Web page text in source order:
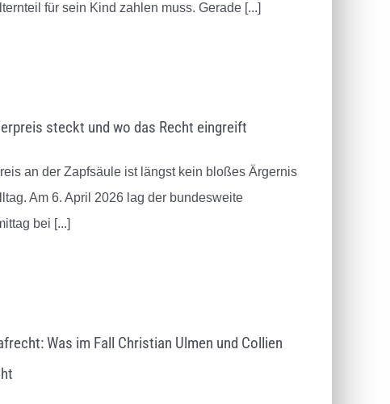
für sein Kind zahlen muss. Gerade [...]
steckt und wo das Recht eingreift
an der Zapfsäule ist längst kein bloßes Ärgernis
Am 6. April 2026 lag der bundesweite
bei [...]
Was im Fall Christian Ulmen und Collien